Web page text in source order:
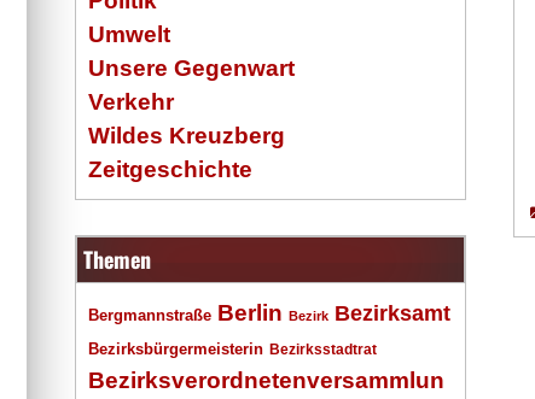
Umwelt
Unsere Gegenwart
Verkehr
Wildes Kreuzberg
Zeitgeschichte
Themen
Bergmannstraße Berlin Bezirk Bezirksamt
Bezirksbürgermeisterin Bezirksstadtrat
Bezirksverordnetenversammlun